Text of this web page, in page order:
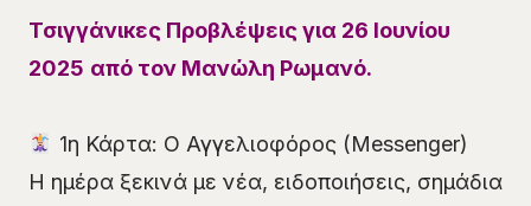
Τσιγγάνικες Προβλέψεις για 26 Ιουνίου
2025 από τον Μανώλη Ρωμανό.
1η Κάρτα: Ο Αγγελιοφόρος (Messenger)
Η ημέρα ξεκινά με νέα, ειδοποιήσεις, σημάδια